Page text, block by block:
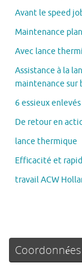
Avant le speed
Maintenance
Avec lance
Assistance à la
maintenance sur
6 essieux
De retour en
lance thermique
Efficacité et
travail ACW
Coordonnées